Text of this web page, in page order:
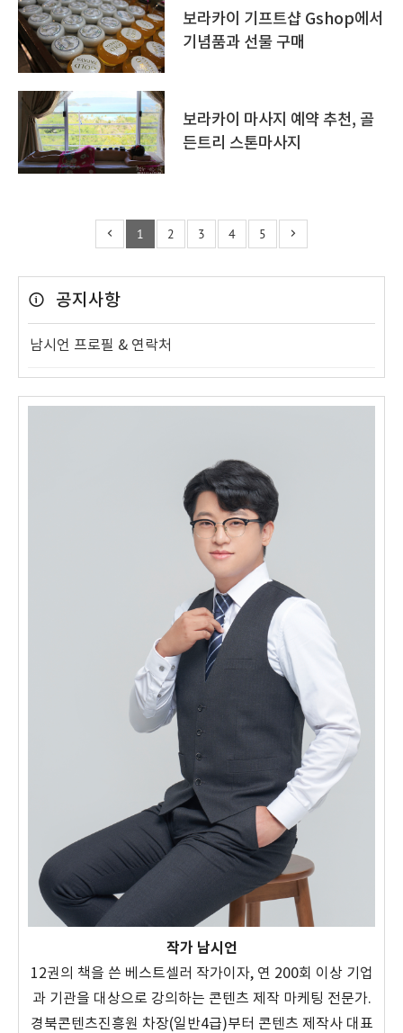
보라카이 기프트샵 Gshop에서
기념품과 선물 구매
보라카이 마사지 예약 추천, 골
든트리 스톤마사지
1 2 3 4 5
공지사항
남시언 프로필 & 연락처
작가 남시언
12권의 책을 쓴 베스트셀러 작가이자, 연 200회 이상 기업
과 기관을 대상으로 강의하는 콘텐츠 제작 마케팅 전문가.
경북콘텐츠진흥원 차장(일반4급)부터 콘텐츠 제작사 대표